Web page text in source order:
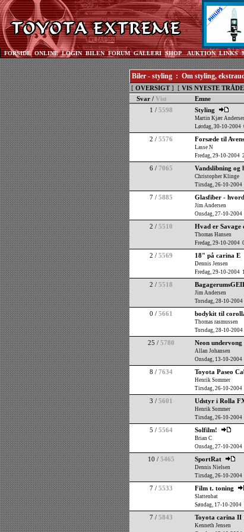
FORSIDE ONLINE LOGIN BILEN FORUM GALLERI SHOP AUKTION LINKS
Biler - styling : Om styling,
[ OVERSIGT] [ VIS NYESTE TRÅDE
Svar / Vist Emne
1 / 5598 Styling
Martin Kjær
Lørdag, 30-10-2004
2 / 5576 Forsæde til
Lasse N
Fredag, 29-10-2004
6 / 7065 Vandslibning og
Christopher Klinge
Tirsdag, 26-10-2004
7 / 5885 Glasfiber -
Jim Andersen
Onsdag, 27-10-
2 / 5510 Hvad er Savage
Thomas Hansen
Fredag, 29-10-2004
2 / 5569 18" på carina E
Dennis Jensen
Fredag, 29-10-2004
2 / 5518
Jim Andersen
Torsdag, 28-10-
0 / 5661 bodykit til
Thomas rasmussen
Torsdag, 28-10-
25 / 5780 Neon undervong
Allan Johansen
Onsdag, 13-10-2004
8 / 7634 Toyota Paseo
Henrik Sommer
Tirsdag, 26-10-2004
3 / 5601 Udstyr i Rolla
Henrik Sommer
Tirsdag, 26-10-
5 / 5564 Solfilm!
Brian C
Onsdag, 27-10-
10 / 5465 SportRat
Dennis Nielsen
Tirsdag, 26-10-
7 / 5533 Film t. toning
Slattenbat
Søndag, 17-10-2004
7 / 5843 Toyota carina II
Kenneth Jensen